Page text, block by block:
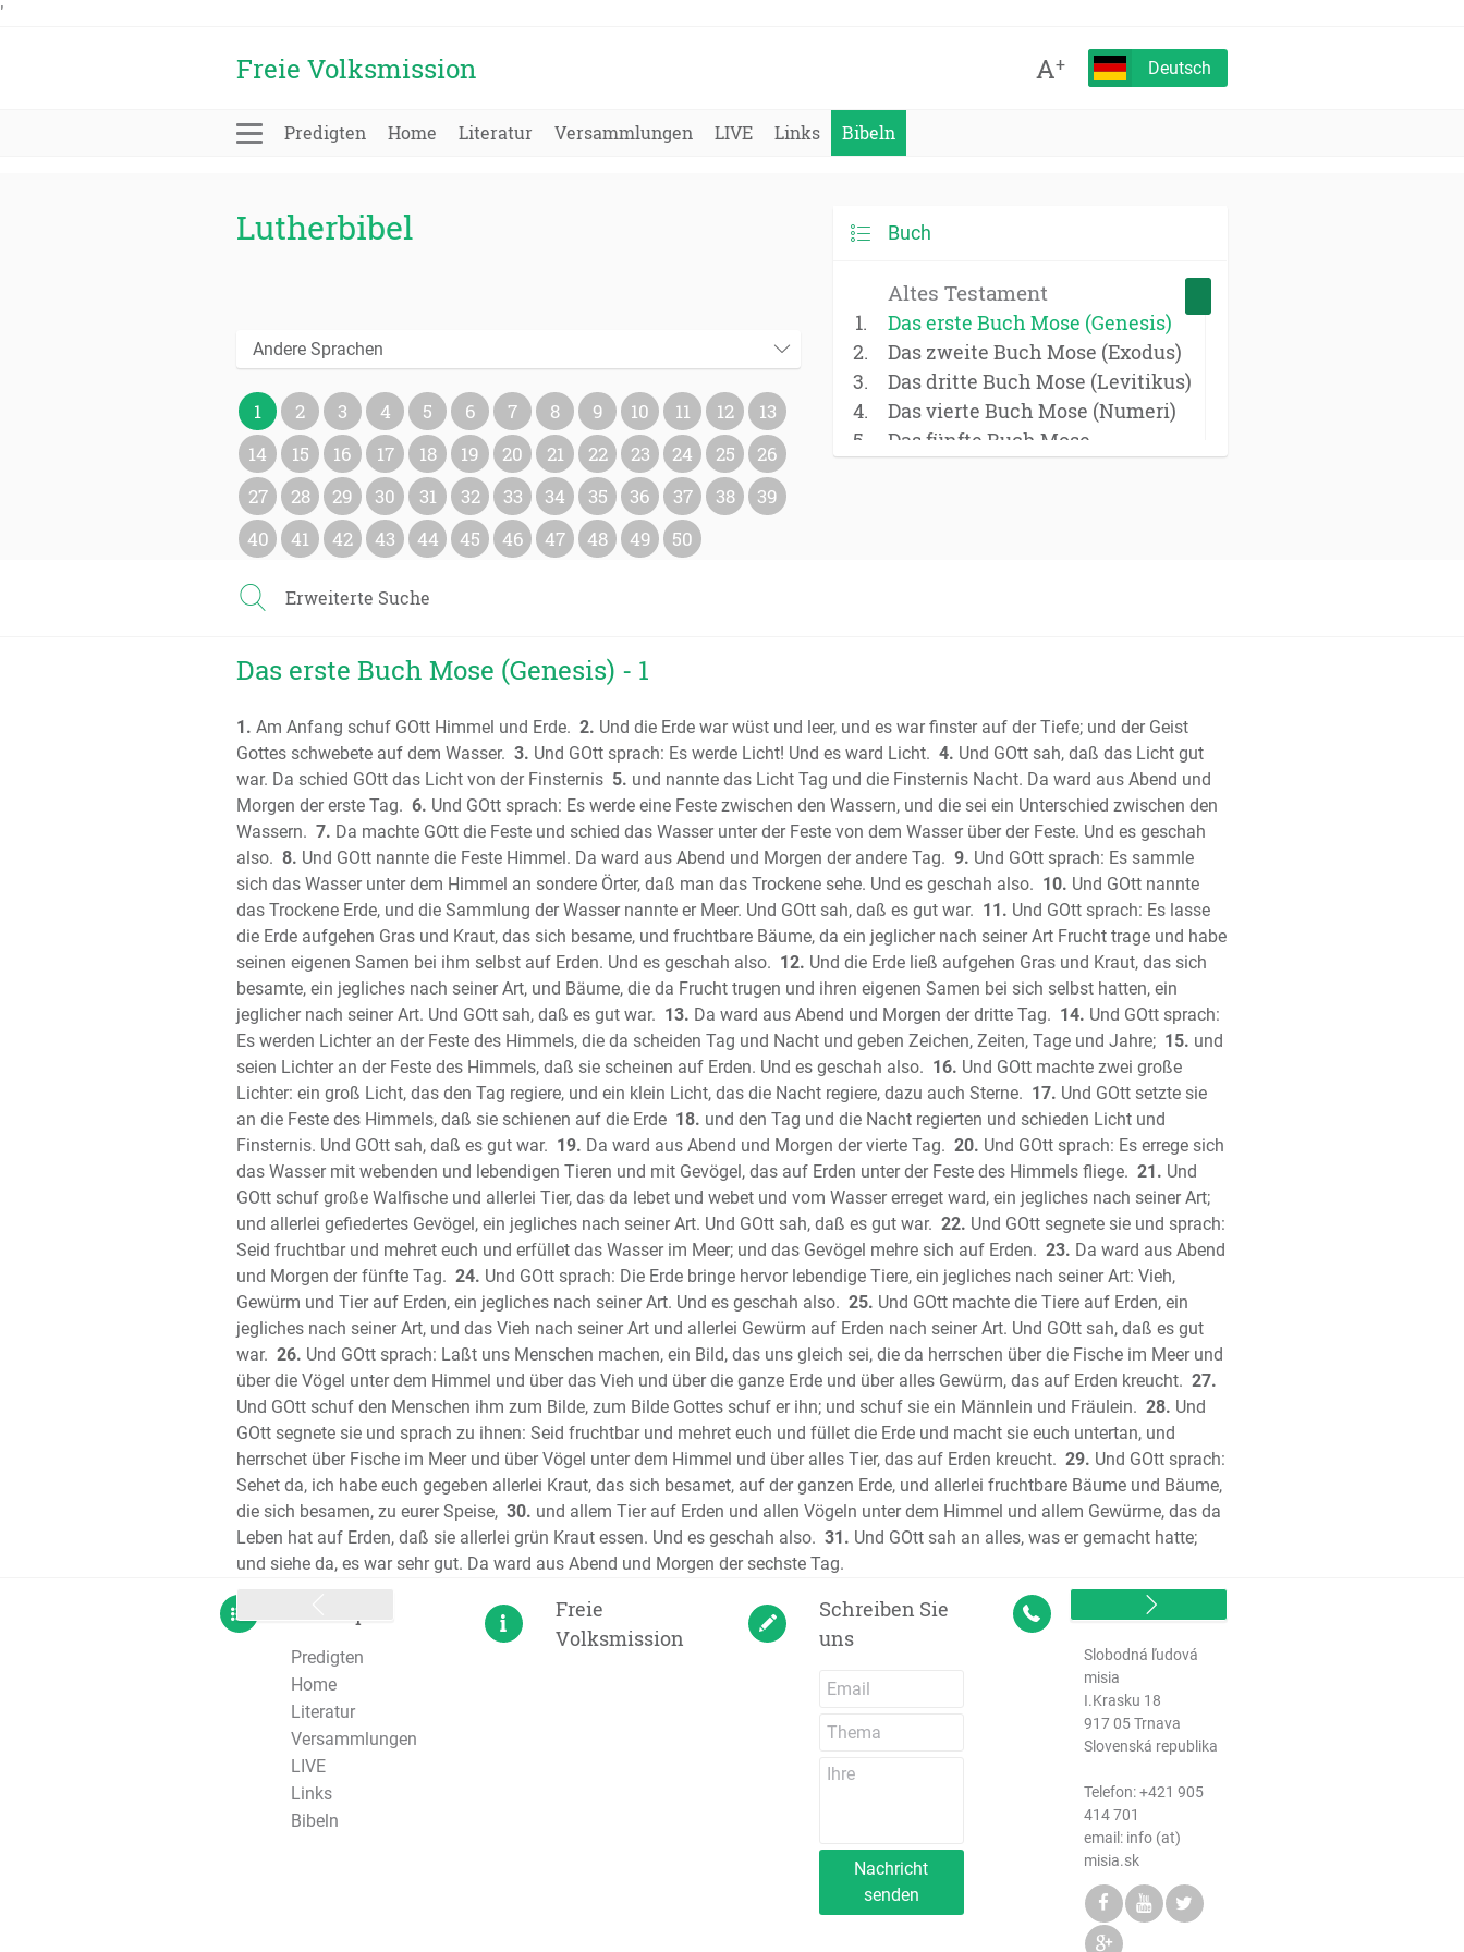
'
Freie Volksmission A+ Deutsch
Predigten Home Literatur Versammlungen LIVE Links Bibeln
Lutherbibel
Andere Sprachen
1 2 3 4 5 6 7 8 9 10 11 12
13
14
15 16 17 18 19 20 21 22 23 24 25
26
27
28 29 30 31 32 33 34 35 36 37 38
39
40
41 42 43 44 45 46 47 48 49 50
Buch
Altes Testament
Das erste Buch Mose (Genesis)
Das zweite Buch Mose (Exodus)
Das dritte Buch Mose (Levitikus)
Das vierte Buch Mose (Numeri)
Das fünfte Buch Mose
Das zweite Buch der Chronik
Das Buch Esra
Das Buch Nehemia
Das Buch Ester
Das Buch Hiob (Ijob)
Der Psalter
Die Sprüche Salomos
(Sprichwörter)
Der Prediger Salomo (Kohelet)
Das Hohelied Salomos
Der Prophet Jesaja
Der Prophet Jeremia
Die Klagelieder Jeremias
Der Prophet Hesekiel (Ezechiel)
Der Prophet Daniel
Der Prophet Hosea
Der Prophet Joel
Der Prophet Amos
Der Prophet Obadja
Der Prophet Jona
Der Prophet Micha
Der Prophet Nahum
Der Prophet Habakuk
Der Prophet Zephanja
Der Prophet Haggai
Der Prophet Sacharja
Der Prophet Maleachi
Neues Testament
Das Evangelium nach Markus
Das Evangelium nach Lukas
Das Evangelium nach Johannes
Die Apostelgeschichte des Lukas
Der Brief des Paulus an die Römer
Der erste Brief des Paulus an die
Der zweite Brief des Paulus an die
Der Brief des Paulus an die Galater
Der Brief des Paulus an die
Epheser
Der Brief des Paulus an die
Erweiterte Suche
Das erste Buch Mose (Genesis) - 1
1. Am Anfang schuf GOtt Himmel und Erde. 2. Und die Erde war wüst und leer, und es war finster auf der Tiefe; und der Geist
Gottes schwebete auf dem Wasser. 3. Und GOtt sprach: Es werde Licht! Und es ward Licht. 4. Und GOtt sah, daß das Licht gut
war. Da schied GOtt das Licht von der Finsternis 5. und nannte das Licht Tag und die Finsternis Nacht. Da ward aus Abend und
Morgen der erste Tag. 6. Und GOtt sprach: Es werde eine Feste zwischen den Wassern, und die sei ein Unterschied zwischen den
Wassern. 7. Da machte GOtt die Feste und schied das Wasser unter der Feste von dem Wasser über der Feste. Und es geschah
also. 8. Und GOtt nannte die Feste Himmel. Da ward aus Abend und Morgen der andere Tag. 9. Und GOtt sprach: Es sammle
sich das Wasser unter dem Himmel an sondere Örter, daß man das Trockene sehe. Und es geschah also. 10. Und GOtt nannte
das Trockene Erde, und die Sammlung der Wasser nannte er Meer. Und GOtt sah, daß es gut war. 11. Und GOtt sprach: Es lasse
die Erde aufgehen Gras und Kraut, das sich besame, und fruchtbare Bäume, da ein jeglicher nach seiner Art Frucht trage und habe
seinen eigenen Samen bei ihm selbst auf Erden. Und es geschah also. 12. Und die Erde ließ aufgehen Gras und Kraut, das sich
besamte, ein jegliches nach seiner Art, und Bäume, die da Frucht trugen und ihren eigenen Samen bei sich selbst hatten, ein
jeglicher nach seiner Art. Und GOtt sah, daß es gut war. 13. Da ward aus Abend und Morgen der dritte Tag. 14. Und GOtt sprach:
Es werden Lichter an der Feste des Himmels, die da scheiden Tag und Nacht und geben Zeichen, Zeiten, Tage und Jahre; 15. und
seien Lichter an der Feste des Himmels, daß sie scheinen auf Erden. Und es geschah also. 16. Und GOtt machte zwei große
Lichter: ein groß Licht, das den Tag regiere, und ein klein Licht, das die Nacht regiere, dazu auch Sterne. 17. Und GOtt setzte sie
an die Feste des Himmels, daß sie schienen auf die Erde 18. und den Tag und die Nacht regierten und schieden Licht und
Finsternis. Und GOtt sah, daß es gut war. 19. Da ward aus Abend und Morgen der vierte Tag. 20. Und GOtt sprach: Es errege sich
das Wasser mit webenden und lebendigen Tieren und mit Gevögel, das auf Erden unter der Feste des Himmels fliege. 21. Und
GOtt schuf große Walfische und allerlei Tier, das da lebet und webet und vom Wasser erreget ward, ein jegliches nach seiner Art;
und allerlei gefiedertes Gevögel, ein jegliches nach seiner Art. Und GOtt sah, daß es gut war. 22. Und GOtt segnete sie und sprach:
Seid fruchtbar und mehret euch und erfüllet das Wasser im Meer; und das Gevögel mehre sich auf Erden. 23. Da ward aus Abend
und Morgen der fünfte Tag. 24. Und GOtt sprach: Die Erde bringe hervor lebendige Tiere, ein jegliches nach seiner Art: Vieh,
Gewürm und Tier auf Erden, ein jegliches nach seiner Art. Und es geschah also. 25. Und GOtt machte die Tiere auf Erden, ein
jegliches nach seiner Art, und das Vieh nach seiner Art und allerlei Gewürm auf Erden nach seiner Art. Und GOtt sah, daß es gut
war. 26. Und GOtt sprach: Laßt uns Menschen machen, ein Bild, das uns gleich sei, die da herrschen über die Fische im Meer und
über die Vögel unter dem Himmel und über das Vieh und über die ganze Erde und über alles Gewürm, das auf Erden kreucht. 27.
Und GOtt schuf den Menschen ihm zum Bilde, zum Bilde Gottes schuf er ihn; und schuf sie ein Männlein und Fräulein. 28. Und
GOtt segnete sie und sprach zu ihnen: Seid fruchtbar und mehret euch und füllet die Erde und macht sie euch untertan, und
herrschet über Fische im Meer und über Vögel unter dem Himmel und über alles Tier, das auf Erden kreucht. 29. Und GOtt sprach:
Sehet da, ich habe euch gegeben allerlei Kraut, das sich besamet, auf der ganzen Erde, und allerlei fruchtbare Bäume und Bäume,
die sich besamen, zu eurer Speise, 30. und allem Tier auf Erden und allen Vögeln unter dem Himmel und allem Gewürme, das da
Leben hat auf Erden, daß sie allerlei grün Kraut essen. Und es geschah also. 31. Und GOtt sah an alles, was er gemacht hatte;
und siehe da, es war sehr gut. Da ward aus Abend und Morgen der sechste Tag.
Predigten
Home
Literatur
Versammlungen
LIVE
Links
Bibeln
Freie
Volksmission
Schreiben Sie
uns
Nachricht
senden
Kontakt
Slobodná ľudová
misia
I.Krasku 18
917 05 Trnava
Slovenská republika
Telefon:+421 905
414 701
email: info (at)
misia.sk